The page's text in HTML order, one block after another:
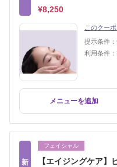
¥8,250
このクー
提示条件：
利用条件：
メニューを追加
新
フェイシャル
【エイジングケア